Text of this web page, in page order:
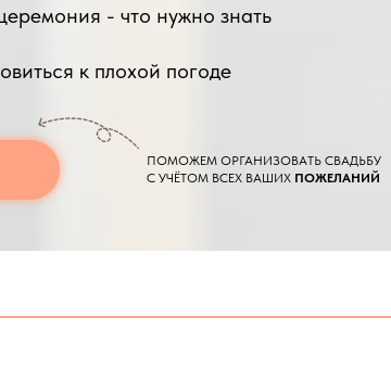
- что нужно знать
к плохой погоде
ПОМОЖЕМ ОРГАНИЗОВАТЬ СВАДЬБУ
С УЧЁТОМ ВСЕХ ВАШИХ ПОЖЕЛАНИЙ